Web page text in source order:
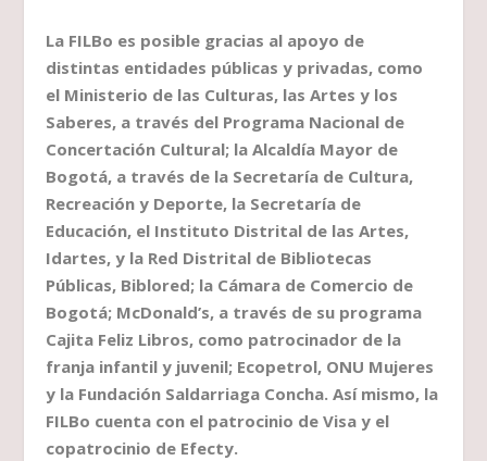
La FILBo es posible gracias al apoyo de
distintas entidades públicas y privadas, como
el Ministerio de las Culturas, las Artes y los
Saberes, a través del Programa Nacional de
Concertación Cultural; la Alcaldía Mayor de
Bogotá, a través de la Secretaría de Cultura,
Recreación y Deporte, la Secretaría de
Educación, el Instituto Distrital de las Artes,
Idartes, y la Red Distrital de Bibliotecas
Públicas, Biblored; la Cámara de Comercio de
Bogotá; McDonald’s, a través de su programa
Cajita Feliz Libros, como patrocinador de la
franja infantil y juvenil; Ecopetrol, ONU Mujeres
y la Fundación Saldarriaga Concha. Así mismo, la
FILBo cuenta con el patrocinio de Visa y el
copatrocinio de Efecty.